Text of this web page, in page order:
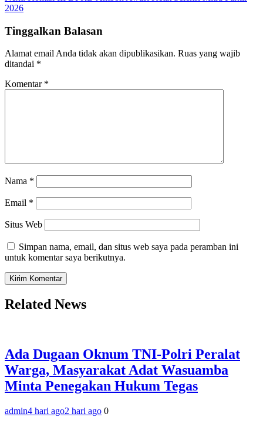
2026
Tinggalkan Balasan
Alamat email Anda tidak akan dipublikasikan. Ruas yang wajib
ditandai *
Komentar *
Nama *
Email *
Situs Web
Simpan nama, email, dan situs web saya pada peramban ini
untuk komentar saya berikutnya.
Related News
Ada Dugaan Oknum TNI-Polri Peralat
Warga, Masyarakat Adat Wasuamba
Minta Penegakan Hukum Tegas
admin4 hari ago2 hari ago 0